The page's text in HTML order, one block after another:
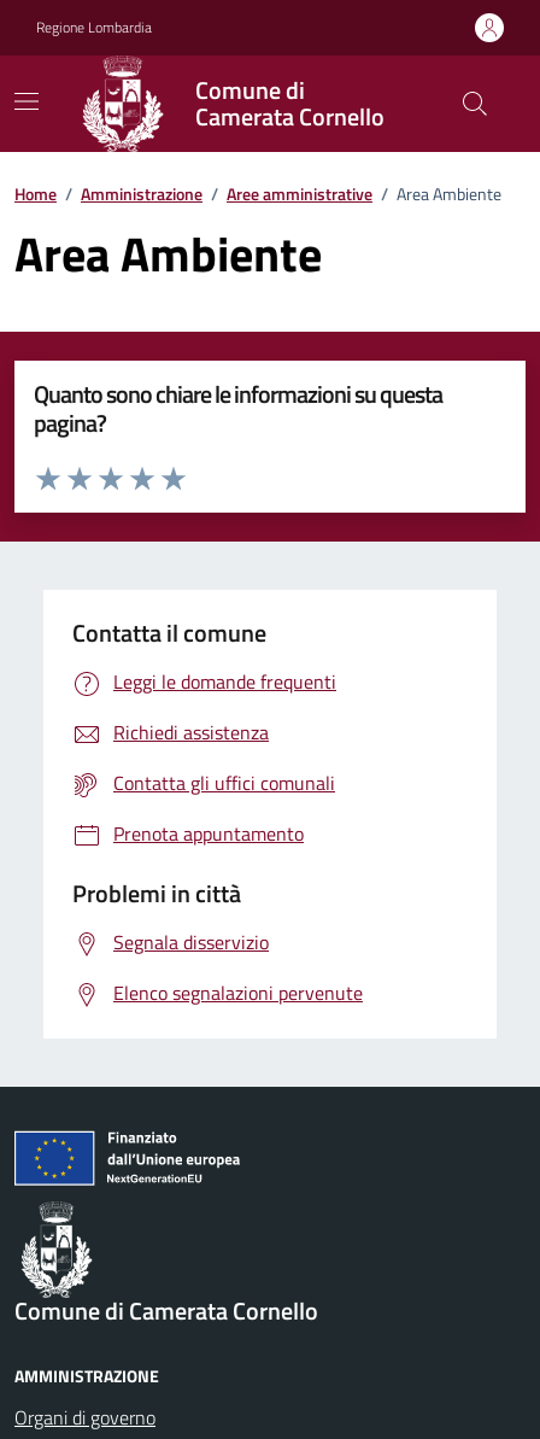
Regione Lombardia
Comune di
Camerata Cornello
Home / Amministrazione / Aree amministrative / Area Ambiente
Area Ambiente
Quanto sono chiare le informazioni su questa
pagina?
Valuta da 1 a 5 stelle la pagina
Valuta 5 stelle su 5
Valuta 4 stelle su 5
Valuta 3 stelle su 5
Valuta 2 stelle su 5
Valuta 1 stelle su 5
Contatta il comune
Leggi le domande frequenti
Richiedi assistenza
Contatta gli uffici comunali
Prenota appuntamento
Problemi in città
Segnala disservizio
Elenco segnalazioni pervenute
Comune di Camerata Cornello
AMMINISTRAZIONE
Organi di governo